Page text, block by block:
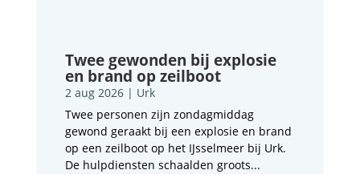
Twee gewonden bij explosie
en brand op zeilboot
2 aug 2026| Urk
Twee personen zijn zondagmiddag
gewond geraakt bij een explosie en brand
op een zeilboot op het IJsselmeer bij Urk.
De hulpdiensten schaalden groots...